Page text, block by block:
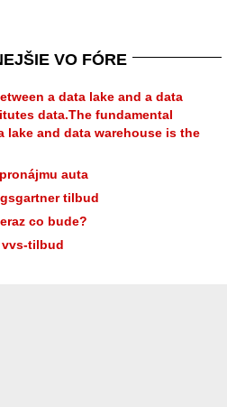
VO FÓRE
a data lake and a data
data.The fundamental
lake and data warehouse is the
auta
tilbud
co bude?
vvs-tilbud